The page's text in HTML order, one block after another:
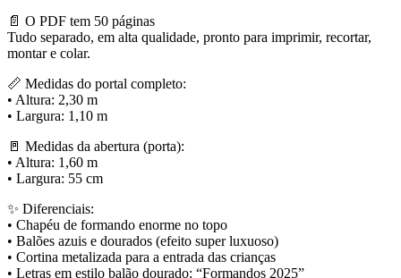
📄 O PDF tem 50 páginas
Tudo separado, em alta qualidade, pronto para imprimir, recortar,
montar e colar.
📏 Medidas do portal completo:
• Altura: 2,30 m
• Largura: 1,10 m
🚪 Medidas da abertura (porta):
• Altura: 1,60 m
• Largura: 55 cm
✨ Diferenciais:
• Chapéu de formando enorme no topo
• Balões azuis e dourados (efeito super luxuoso)
• Cortina metalizada para a entrada das crianças
• Letras em estilo balão dourado: “Formandos 2025”